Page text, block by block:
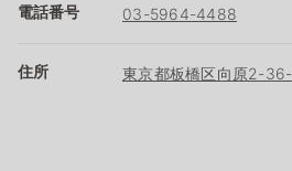
電話番号 03-5964-4488
住所 東京都板橋区向原2-